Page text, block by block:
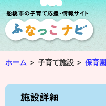
ホーム ＞ 子育て施設 ＞ 保育園